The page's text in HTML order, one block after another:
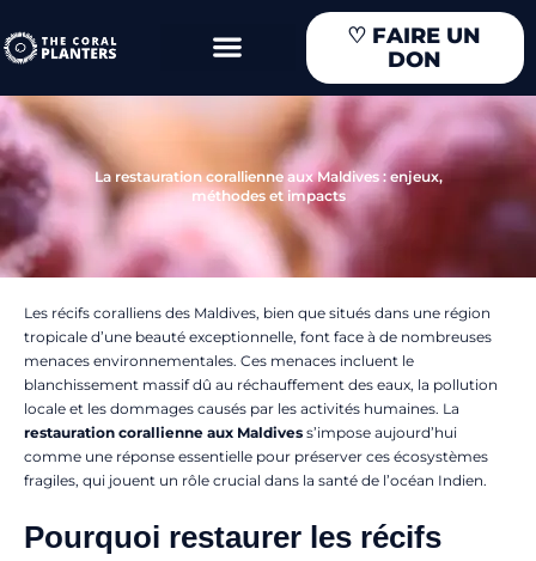
au
contenu
♡ FAIRE UN
DON
La restauration corallienne aux Maldives : enjeux,
méthodes et impacts
Les récifs coralliens des Maldives, bien que situés dans une région
tropicale d’une beauté exceptionnelle, font face à de nombreuses
menaces environnementales. Ces menaces incluent le
blanchissement massif dû au réchauffement des eaux, la pollution
locale et les dommages causés par les activités humaines. La
restauration corallienne aux Maldives s’impose aujourd’hui
comme une réponse essentielle pour préserver ces écosystèmes
fragiles, qui jouent un rôle crucial dans la santé de l’océan Indien.
Pourquoi restaurer les récifs